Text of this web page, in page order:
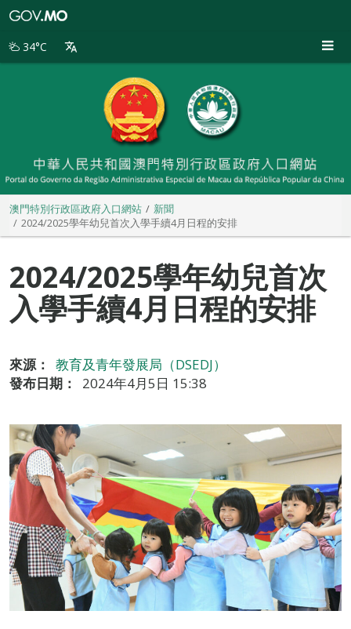
別
34°C
澳門特別行政區政府入口網站
新聞
2024/2025學年幼兒首次入學手續4月日程的安排
2024/2025學年幼兒首次
入學手續4月日程的安排
來源：
教育及青年發展局（DSEDJ）
發布日期：
2024年4月5日 15:38